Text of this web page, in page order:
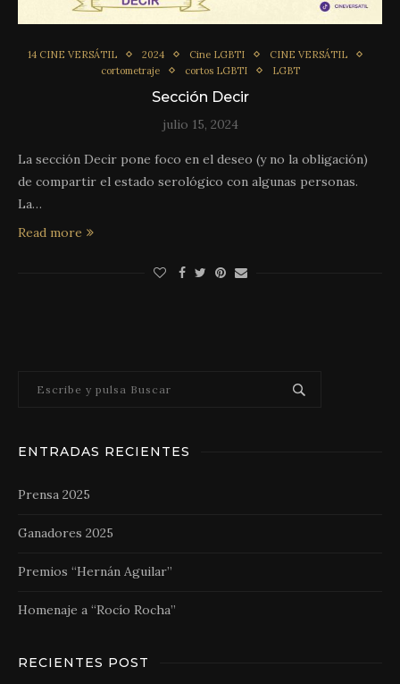
14 CINE VERSÁTIL 2024 Cine LGBTI
CINE VERSÁTIL
cortometraje
cortos LGBTI LGBT
Sección Decir
julio 15, 2024
La sección Decir pone foco en el deseo (y no la obligación)
de compartir el estado serológico con algunas personas.
La…
Read more
ENTRADAS RECIENTES
Prensa 2025
Ganadores 2025
Premios “Hernán Aguilar”
Homenaje a “Rocío Rocha”
RECIENTES POST